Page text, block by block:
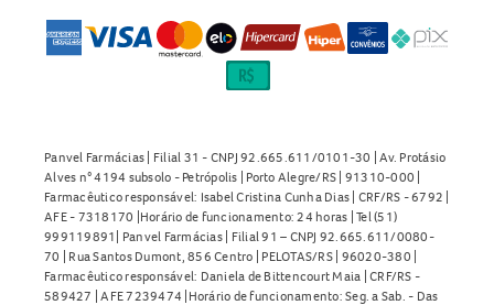
Panvel Farmácias | Filial 31 - CNPJ 92.665.611/0101-30 | Av. Protásio
Alves n° 4194 subsolo - Petrópolis | Porto Alegre/RS | 91310-000 |
Farmacêutico responsável: Isabel Cristina Cunha Dias | CRF/RS - 6792 |
AFE - 7318170 |Horário de funcionamento: 24 horas | Tel (51)
999119891| Panvel Farmácias | Filial 91 – CNPJ 92.665.611/0080-
70 | Rua Santos Dumont, 856 Centro | PELOTAS/RS | 96020-380 |
Farmacêutico responsável: Daniela de Bittencourt Maia | CRF/RS -
589427 | AFE 7239474 |Horário de funcionamento: Seg. a Sab. - Das